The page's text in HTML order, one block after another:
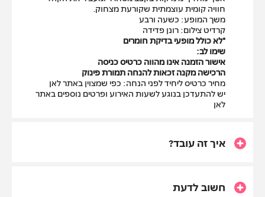
חוויה קומית עוצמתית שקורעת מצחוק.
משך המופע: כשעה ורבע
קרדיט צילום: רונן פדידה
*לא כולל מופעי בדיקת חומרים
שימו לב:
אישור הזמנה אינו מהווה כרטיס כניסה
הרכישה מקנה זכאות להנחה תמורת פינוק
מחיר כרטיס ליחיד לפני הנחה: כפי שמצוין באתר לאן
יש להתעדכן בנוגע לשעות האירוע ופרטים נוספים באתר
לאן
איך זה עובד?
חשוב לדעת